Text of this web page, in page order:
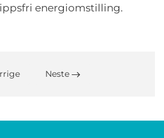
energiomstilling.
Neste